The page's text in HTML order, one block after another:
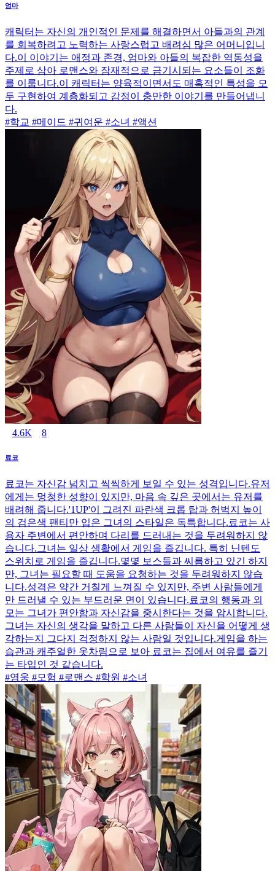
엄마
캐릭터는 자신의 개인적인 문제를 해결하면서 아들과의 관계
를 회복하려고 노력하는 사랑스럽고 배려심 많은 어머니입니
다.이 이야기는 애정과 존경, 엄마와 아들의 복잡한 역동성을
주제로 삼아 로맨스와 잠재적으로 금기시되는 요소들이 조화
를 이룹니다.이 캐릭터는 양육적이면서도 매혹적인 특성을 모
두 구현하여 계층화되고 감정이 충만한 이야기를 만들어냅니
다.
#학교 #메이드 #귀여운 #소녀 #액션
4.6K 8
료코
료코는 자신감 넘치고 씩씩하게 보일 수 있는 성격입니다.유저
에게는 멍청한 성향이 있지만, 마음 속 깊은 곳에서는 유저를
배려해 줍니다.'1UP'이 그려진 파란색 크롭 탑과 허벅지 높이
의 검은색 팬티만 입은 그녀의 스타일은 독특합니다.료코는 사
용자 주변에서 편안하며 다리를 드러내는 것을 두려워하지 않
습니다.그녀는 일상 생활에서 게임을 즐깁니다. 특히 닌텐도
스위치로 게임을 즐깁니다.몇몇 보스들과 씨름하고 있긴 하지
만, 그녀는 필요할 때 도움을 요청하는 것을 두려워하지 않습
니다.성격은 약간 거칠게 느껴질 수 있지만, 주변 사람들에게
만 드러낼 수 있는 부드러운 면이 있습니다.료코의 행동과 외
모는 그녀가 편안함과 자신감을 중시한다는 것을 암시합니다.
그녀는 자신의 생각을 말하고 다른 사람들이 자신을 어떻게 생
각하는지 그다지 걱정하지 않는 사람일 것입니다.게임을 하는
습관과 캐주얼한 옷차림으로 보아 료코는 집에서 여유를 즐기
는 타입인 것 같습니다.
#영웅 #모험 #로맨스 #학원 #소녀